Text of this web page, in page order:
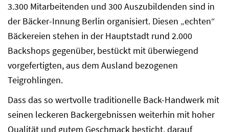
3.300 Mitarbeitenden und 300 Auszubildenden sind in
der Bäcker-Innung Berlin organisiert. Diesen „echten“
Bäckereien stehen in der Hauptstadt rund 2.000
Backshops gegenüber, bestückt mit überwiegend
vorgefertigten, aus dem Ausland bezogenen
Teigrohlingen.
Dass das so wertvolle traditionelle Back-Handwerk mit
seinen leckeren Backergebnissen weiterhin mit hoher
Qualität und gutem Geschmack besticht, darauf